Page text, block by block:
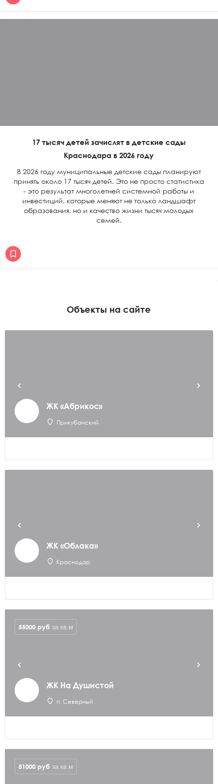
17 тысяч детей зачислят в детские сады
Краснодара в 2026 году
В 2026 году муниципальные детские сады планируют
принять около 17 тысяч детей. Это не просто статистика
- это результат многолетней системной работы и
инвестиций, которые меняют не только ландшафт
образования, но и качество жизни тысяч молодых
семей.
Объекты на сайте
ЖК «Абрикос»
Прикубанский
ЖК «Облака»
Краснодар
ЖК На Душистой
п. Северный
55000 руб за кв.м
51000 руб за кв.м